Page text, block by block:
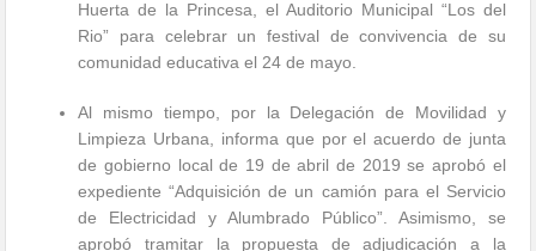
Huerta de la Princesa, el Auditorio Municipal “Los del
Rio” para celebrar un festival de convivencia de su
comunidad educativa el 24 de mayo.
Al mismo tiempo, por la Delegación de Movilidad y
Limpieza Urbana, informa que por el acuerdo de junta
de gobierno local de 19 de abril de 2019 se aprobó el
expediente “Adquisición de un camión para el Servicio
de Electricidad y Alumbrado Público”. Asimismo, se
aprobó tramitar la propuesta de adjudicación a la